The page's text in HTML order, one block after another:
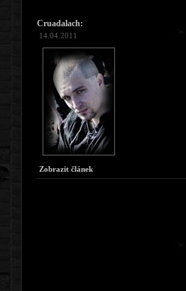
Cruadalach:
14.04.2011
Zobrazit článek